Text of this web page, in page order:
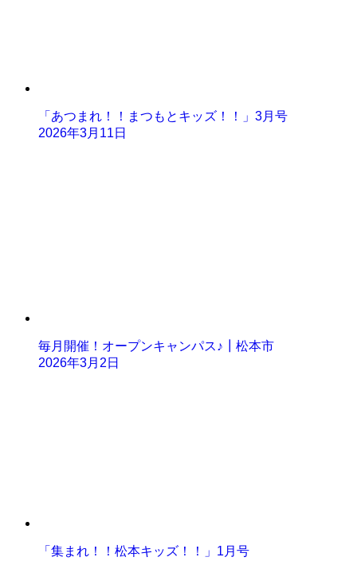
「あつまれ！！まつもとキッズ！！」3月号
2026年3月11日
毎月開催！オープンキャンパス♪┃松本市
2026年3月2日
「集まれ！！松本キッズ！！」1月号